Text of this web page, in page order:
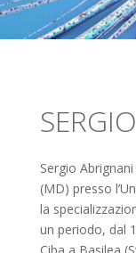
Sergio
(MD) presso
la
un periodo, dal